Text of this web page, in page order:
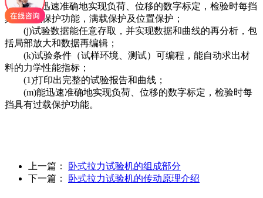
(i)能迅速准确地实现负荷、位移的数字标定，检验时每挡
具有过载保护功能，满载保护及位置保护；
(j)试验数据能任意存取，并实现数据和曲线的再分析，包
括局部放大和数据再编辑；
(k)试验条件（试样环境、测试）可编程，能自动求出材
料的力学性能指标；
(1)打印出完整的试验报告和曲线；
(m)能迅速准确地实现负荷、位移的数字标定，检验时每
挡具有过载保护功能。
上一篇：
卧式拉力试验机的组成部分
下一篇：
卧式拉力试验机的传动原理介绍